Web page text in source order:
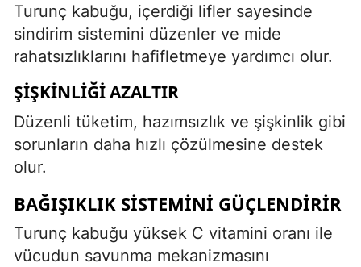
Turunç kabuğu, içerdiği lifler sayesinde
sindirim sistemini düzenler ve mide
rahatsızlıklarını hafifletmeye yardımcı olur.
ŞIŞKINLIĞI AZALTIR
Düzenli tüketim, hazımsızlık ve şişkinlik gibi
sorunların daha hızlı çözülmesine destek
olur.
BAĞIŞIKLIK SISTEMINI GÜÇLENDIRIR
Turunç kabuğu yüksek C vitamini oranı ile
vücudun savunma mekanizmasını